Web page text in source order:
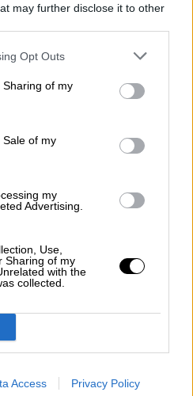
may further disclose it to other
Opt Outs
of my
of my
my
Advertising.
Use,
Sharing of my
with the
collected.
Access Privacy Policy
para renovar